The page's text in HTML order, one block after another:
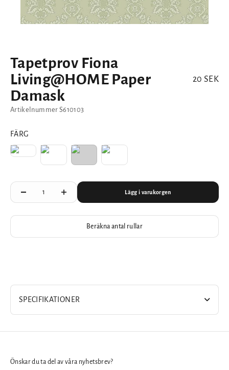
Tapetprov Fiona
Living@HOME Paper
Damask
REA-pris
20 SEK
Artikelnummer S610103
FÄRG
Lägg i varukorgen
Beräkna antal rullar
SPECIFIKATIONER
Önskar du ta del av våra nyhetsbrev?